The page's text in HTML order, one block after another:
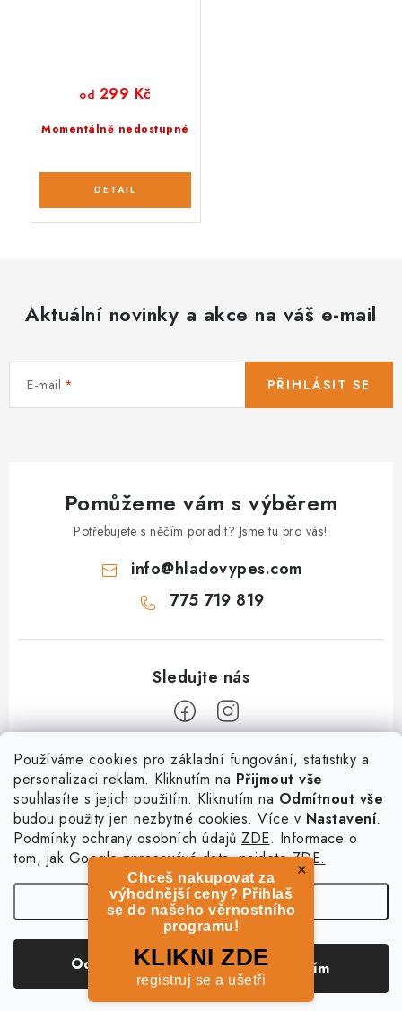
Používáme cookies pro základní fungování, statistiky a
personalizaci reklam. Kliknutím na Přijmout vše
souhlasíte s jejich použitím. Kliknutím na Odmítnout vše
budou použity jen nezbytné cookies. Více v Nastavení.
Podmínky ochrany osobních údajů ZDE. Informace o
tom, jak Google zpracovává data, najdeteZDE.
Nastavení
Odmítnout Souhlasím
Momentálně nedostupné
od 299 Kč
Aktuální novinky a akce na váš e-mail
E-mail PŘIHLÁSIT SE
Pomůžeme vám s výběrem
Potřebujete s něčím poradit? Jsme tu pro vás!
info@hladovypes.com
775 719 819
Informace
O nás
Kontakty
Výměna, vrácení a reklamace
Podmínky ochrany osobních údajů
Zásady použivání souboru cookies
Služby
PetExpert - pojištění psů
Pujčení paddleboardu a psí plovací vesty
Osobní odběr zboží - PRODEJNA
Vytvořil Shoptet
hladovypes.com. Všechna práva vyhrazena. Upravit nastavení
cookies
×
Chceš nakupovat za
výhodnější ceny? Přihlaš
se do našeho věrnostního
programu!
KLIKNI ZDE
registruj se a ušetři